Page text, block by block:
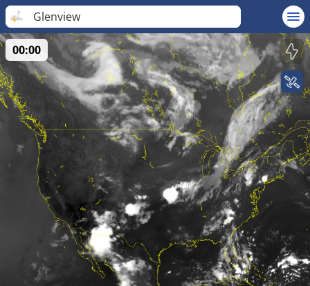
Glenview
00:00